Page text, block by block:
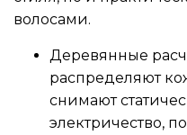
волосами.
Деревянные
распределяют
снимают
электричество,